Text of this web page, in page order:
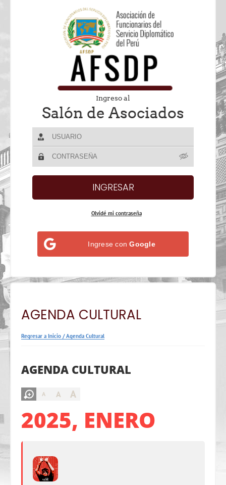
Ingreso al
Salón de Asociados
Olvidé mi contraseña
Ingrese conGoogle
AGENDA CULTURAL
Regresar a Inicio /Agenda Cultural
AGENDA CULTURAL
A A A
2025, ENERO